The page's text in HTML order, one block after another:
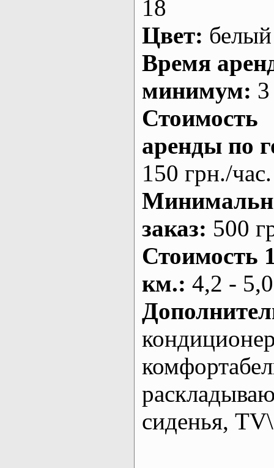
18
Цвет: белый
Время
минимум:
Стоимость
аренды по
150 грн./час.
заказ: 500
Стоимость
км.: 4,2 -
сиденья,